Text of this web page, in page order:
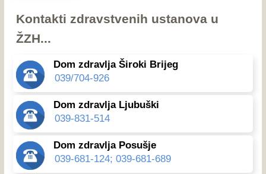
Kontakti zdravstvenih ustanova u
ŽZH...
Dom zdravlja Široki Brijeg
039/704-926
Dom zdravlja Ljubuški
039-831-514
Dom zdravlja Posušje
039-681-124; 039-681-689